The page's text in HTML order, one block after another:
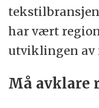
har vært
utviklingen av
Må avklare